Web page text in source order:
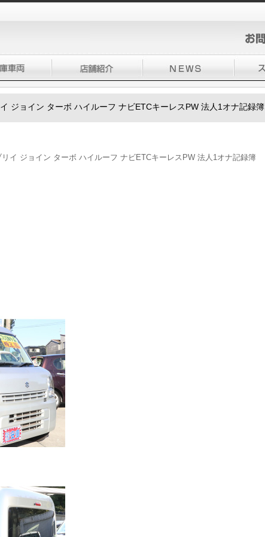
ジョイン ターボ ハイルーフ ナビETCキーレスPW 法人1オナ記録簿
イ ジョイン ターボ ハイルーフ ナビETCキーレスPW 法人1オナ記録簿